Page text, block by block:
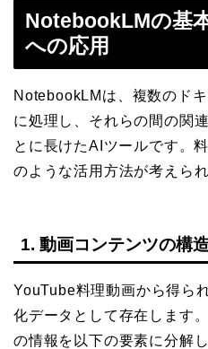
NotebookLMの基
への応用
NotebookLMは、複数のド
に処理し、それらの間の関
とに長けたAIツールです。
のような活用方法が考えられ
1. 動画コンテンツの構
YouTube料理動画から得ら
化データとして存在します
の情報を以下の要素に分解